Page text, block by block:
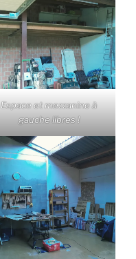
Espace et mezzanine à
gauche libres !